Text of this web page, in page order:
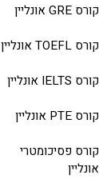
קורס GRE אונליין
קורס TOEFL אונליין
קורס IELTS אונליין
קורס PTE אונליין
קורס פסיכומטרי
אונליין